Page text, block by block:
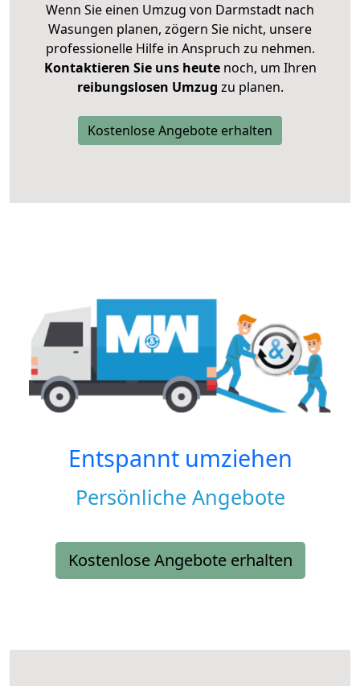
Wenn Sie einen Umzug von Darmstadt nach
Wasungen planen, zögern Sie nicht, unsere
professionelle Hilfe in Anspruch zu nehmen.
Kontaktieren Sie uns heutenoch, um Ihren
reibungslosen Umzug zu planen.
Kostenlose Angebote erhalten
Entspannt umziehen
Persönliche Angebote
Kostenlose Angebote erhalten